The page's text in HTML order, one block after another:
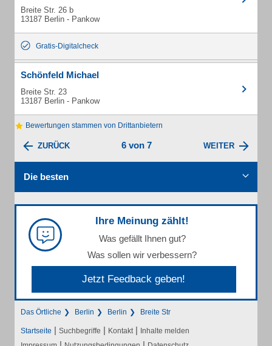
Breite Str. 26 b
13187 Berlin - Pankow
Gratis-Digitalcheck
Schönfeld Michael
Breite Str. 23
13187 Berlin - Pankow
Bewertungen stammen von Drittanbietern
ZURÜCK 6 von 7 WEITER
Die besten
Ihre Meinung zählt!
Was gefällt Ihnen gut?
Was sollen wir verbessern?
Jetzt Feedback geben!
Das Örtliche Berlin Berlin Breite Str
Startseite | Suchbegriffe | Kontakt | Inhalte melden